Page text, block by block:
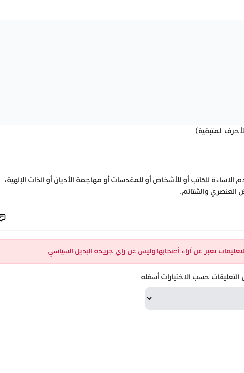
المتبقية)
الإساءة للكاتب أو للأشخاص أو للمقدسات أو مهاجمة الأديان أو الذات الإلهية،
العنصري والشتائم.
تعبر عن آراء أصحابها وليس عن رأي جريدة البديل السياسي
حسب الاختيارات أسفله